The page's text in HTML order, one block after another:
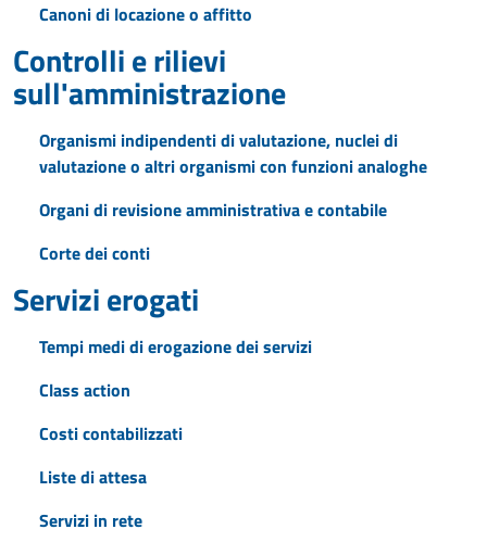
Canoni di locazione o affitto
Controlli e rilievi
sull'amministrazione
Organismi indipendenti di valutazione, nuclei di
valutazione o altri organismi con funzioni analoghe
Organi di revisione amministrativa e contabile
Corte dei conti
Servizi erogati
Tempi medi di erogazione dei servizi
Class action
Costi contabilizzati
Liste di attesa
Servizi in rete